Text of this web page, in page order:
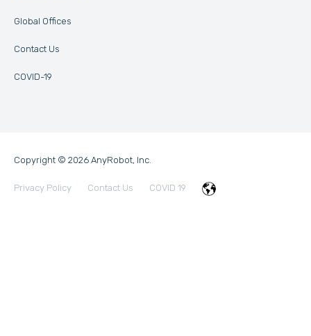
Global Offices
Contact Us
COVID-19
Copyright © 2026 AnyRobot, Inc.
Privacy Policy Contact Us COVID 19